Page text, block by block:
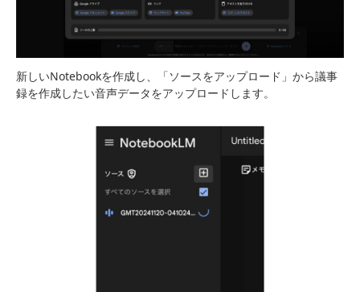
新しいNotebookを作成し、「ソースをアップロード」から議事
録を作成したい音声データをアップロードします。